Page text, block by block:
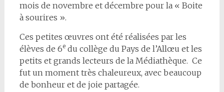
mois de novembre et décembre pour la « Boite
à sourires ».
Ces petites œuvres ont été réalisées par les
élèves de 6edu collège du Pays de l’Allœu et les
petits et grands lecteurs de la Médiathèque. Ce
fut un moment très chaleureux, avec beaucoup
de bonheur et de joie partagée.